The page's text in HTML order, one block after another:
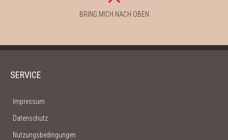
BRING MICH NACH OBEN
SERVICE
Impressum
Datenschutz
Nutzungsbedingungen